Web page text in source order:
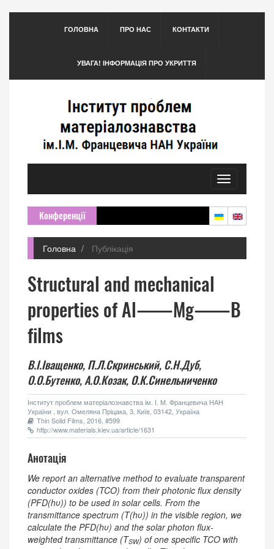
ГОЛОВНА ПРО НАС КОНТАКТИ
УВАГА! ІНФОРМАЦІЯ ПРО УКРИТТЯ
Toggle
navigation
Конференції
Головна Публікація
Structural and mechanical
properties of Al―Mg―B
films
В.І.Іващенко, П.Л.Скринський, С.Н.Дуб,
О.О.Бутенко, А.О.Козак, О.К.Синельниченко
Інститут проблем матеріалознавства ім. І. М. Францевича НАН
України , вул. Омеляна Пріцака, 3, Київ, 03142, Україна
Thin Solid Films, 2016, #599
http://www.materials.kiev.ua/article/1631
Анотація
We report an alternative method to evaluate transparent
conductor oxides (TCO) from their photonic flux density
(PFD(hυ)) to be used in solar cells. From the
transmittance spectrum (T(hυ)) in the visible region, we
calculate the PFD(hυ) and the solar photon flux-
weighted transmittance (TSW) of one specific TCO with